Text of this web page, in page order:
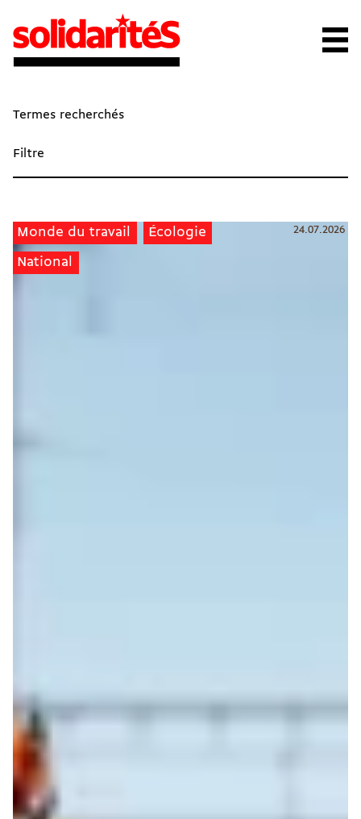
Termes recherchés
Filtre
Monde du travail Écologie
National
24.07.2026